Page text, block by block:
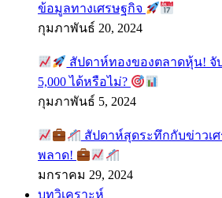
ข้อมูลทางเศรษฐกิจ
กุมภาพันธ์ 20, 2024
สัปดาห์ทองของตลาดหุ้น! จับ
5,000 ได้หรือไม่?
กุมภาพันธ์ 5, 2024
สัปดาห์สุดระทึกกับข่าวเ
พลาด!
มกราคม 29, 2024
บทวิเคราะห์